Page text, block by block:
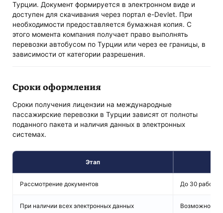
Турции. Документ формируется в электронном виде и
доступен для скачивания через портал e-Devlet. При
необходимости предоставляется бумажная копия. С
этого момента компания получает право выполнять
перевозки автобусом по Турции или через ее границы, в
зависимости от категории разрешения.
Сроки оформления
Сроки получения лицензии на международные
пассажирские перевозки в Турции зависят от полноты
поданного пакета и наличия данных в электронных
системах.
Этап
Рассмотрение документов До 30
При наличии всех электронных данных Возможно